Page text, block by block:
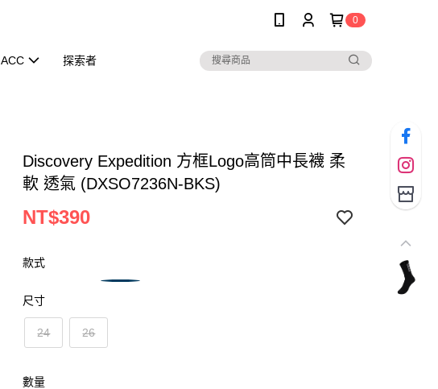
0
ACC 探索者
Discovery Expedition 方框Logo高筒中長襪 柔
軟 透氣 (DXSO7236N-BKS)
NT$390
款式
尺寸
24 26
數量